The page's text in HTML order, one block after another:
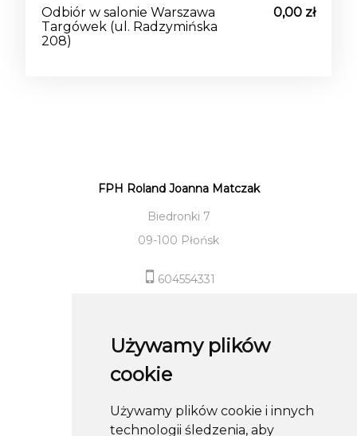
Używamy plików
cookie
Używamy plików cookie i innych
technologii śledzenia, aby
Odbiór w salonie Warszawa
Targówek (ul. Radzymińska
208)
0,00 zł
FPH Roland Joanna Matczak
Biedronki 7
09-100 Płońsk
604554331
Informacje
Pomoc
Moje konto